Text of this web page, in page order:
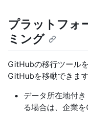
プラットフォ
ミング
GitHubの移行ツール
GitHubを移動できま
データ所在地付
る場合は、企業